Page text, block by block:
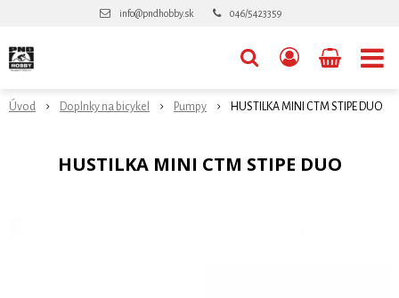
info@pndhobby.sk 046/5423359
Úvod Doplnky na bicykel Pumpy HUSTILKA MINI CTM STIPE DUO
HUSTILKA MINI CTM STIPE DUO